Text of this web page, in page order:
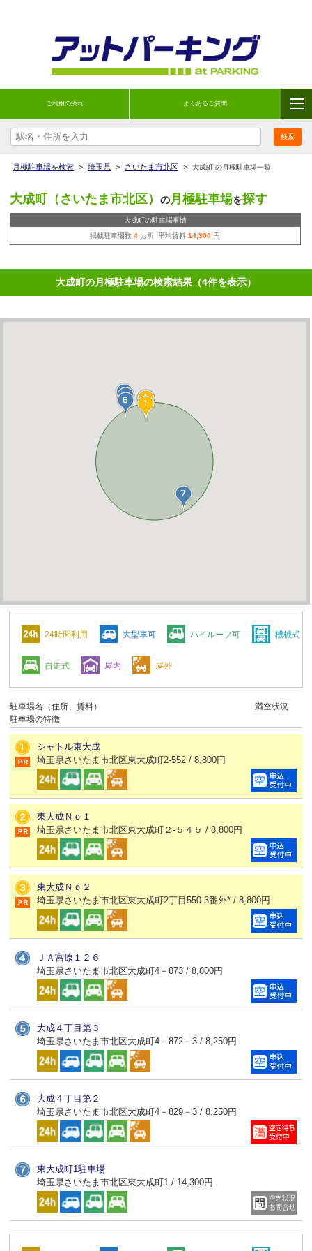
ご利用の流れ よくあるご質問
月極駐車場を検索 > 埼玉県 > さいたま市北区 > 大成町 の月極駐車場一覧
大成町（さいたま市北区） の月極駐車場を探す
大成町の駐車場事情
掲載駐車場数4 カ所 平均賃料14,300 円
大成町の月極駐車場の検索結果（4件を表示）
24時間利用 大型車可 ハイルーフ可 機械式
自走式 屋内 屋外
駐車場名（住所、賃料）
駐車場の特徴
満空状況
シャトル東大成
埼玉県さいたま市北区東大成町2-552 / 8,800円
東大成Ｎｏ１
埼玉県さいたま市北区東大成町２-５４５ / 8,800円
東大成Ｎｏ２
埼玉県さいたま市北区東大成町2丁目550-3番外* / 8,800円
ＪＡ宮原１２６
埼玉県さいたま市北区大成町4－873 / 8,800円
大成４丁目第３
埼玉県さいたま市北区大成町4－872－3 / 8,250円
大成４丁目第２
埼玉県さいたま市北区大成町4－829－3 / 8,250円
東大成町1駐車場
埼玉県さいたま市北区東大成町1 / 14,300円